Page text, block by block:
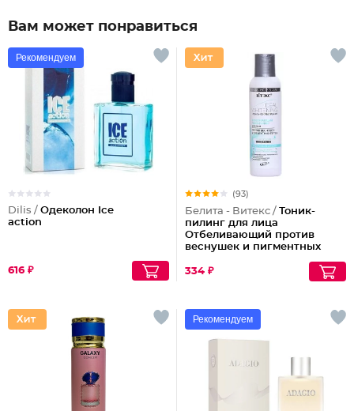
Вам может понравиться
Рекомендуем
Dilis / Одеколон Ice
action
616 ₽
(93)
Белита - Витекс / Тоник-
пилинг для лица
Отбеливающий против
веснушек и пигментных
334 ₽
Рекомендуем